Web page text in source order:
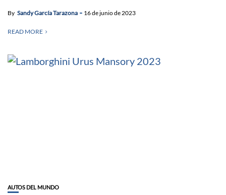
By Sandy García Tarazona 16 de junio de 2023
READ MORE
AUTOS DEL MUNDO